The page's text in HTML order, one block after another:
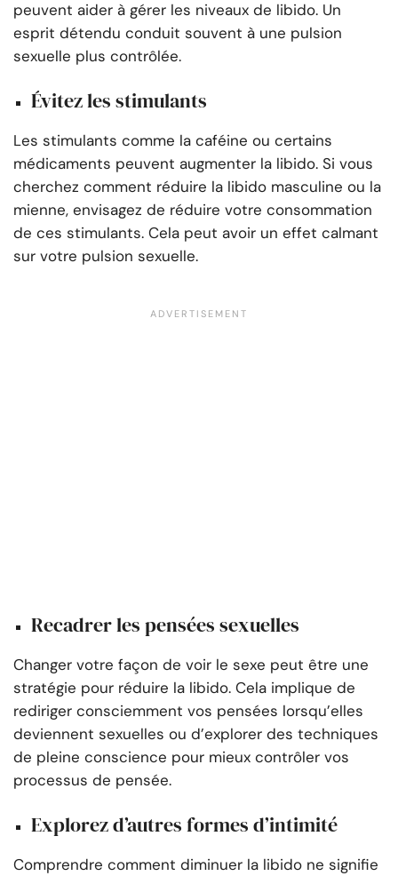
peuvent aider à gérer les niveaux de libido. Un
esprit détendu conduit souvent à une pulsion
sexuelle plus contrôlée.
Évitez les stimulants
Les stimulants comme la caféine ou certains
médicaments peuvent augmenter la libido. Si vous
cherchez comment réduire la libido masculine ou la
mienne, envisagez de réduire votre consommation
de ces stimulants. Cela peut avoir un effet calmant
sur votre pulsion sexuelle.
Recadrer les pensées sexuelles
Changer votre façon de voir le sexe peut être une
stratégie pour réduire la libido. Cela implique de
rediriger consciemment vos pensées lorsqu’elles
deviennent sexuelles ou d’explorer des techniques
de pleine conscience pour mieux contrôler vos
processus de pensée.
Explorez d’autres formes d’intimité
Comprendre comment diminuer la libido ne signifie